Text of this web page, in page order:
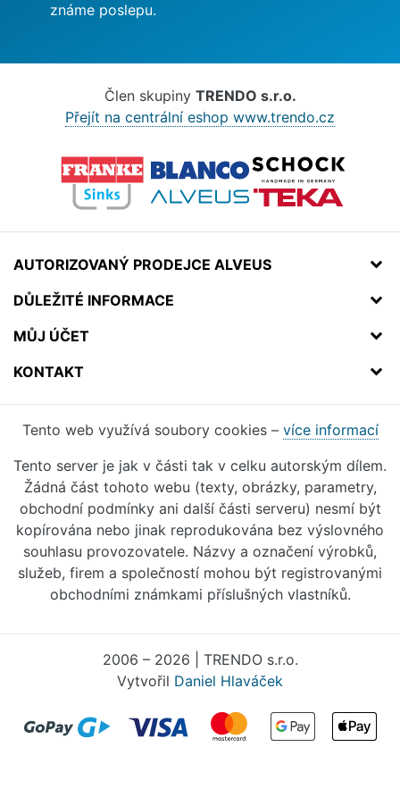
známe poslepu.
Člen skupiny TRENDO s.r.o.
Přejít na centrální eshop www.trendo.cz
AUTORIZOVANÝ PRODEJCE ALVEUS
DŮLEŽITÉ INFORMACE
MŮJ ÚČET
KONTAKT
Tento web využívá soubory cookies – více informací
Tento server je jak v části tak v celku autorským dílem.
Žádná část tohoto webu (texty, obrázky, parametry,
obchodní podmínky ani další části serveru) nesmí být
kopírována nebo jinak reprodukována bez výslovného
souhlasu provozovatele. Názvy a označení výrobků,
služeb, firem a společností mohou být registrovanými
obchodními známkami příslušných vlastníků.
2006 – 2026 | TRENDO s.r.o.
Vytvořil Daniel Hlaváček